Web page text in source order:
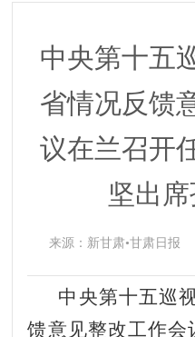
中央第十五
省情况反馈
议在兰召开
坚出
来源： 新甘肃•甘肃日报
中央第十五巡
馈意见整改工作会